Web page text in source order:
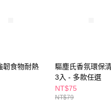
人或監護人之同意方可使用
引起之損失，本公司不負相關責
個別帳號之用戶狀況，依本公司即
運費
韌食物耐熱
驅塵氏香氛環保
3入 - 多款任選
NT$75
NT$79